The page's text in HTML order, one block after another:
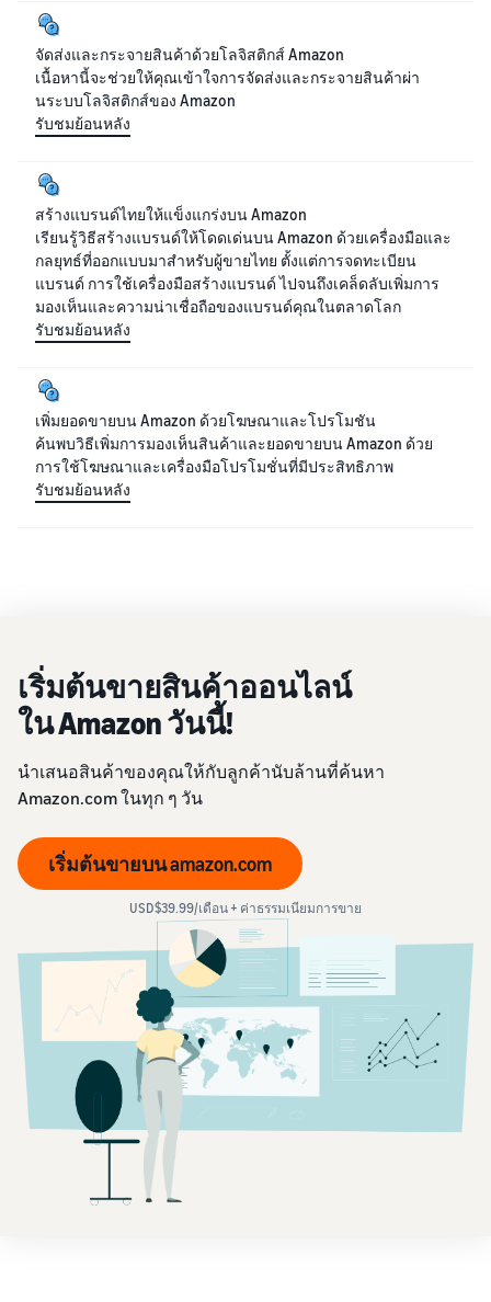
จัดส่งและกระจายสินค้าด้วยโลจิสติกส์ Amazon
เนื้อหานี้จะช่วยให้คุณเข้าใจการจัดส่งและกระจายสินค้าผ่า
นระบบโลจิสติกส์ของ Amazon
รับชมย้อนหลัง
สร้างแบรนด์ไทยให้แข็งแกร่งบน Amazon
เรียนรู้วิธีสร้างแบรนด์ให้โดดเด่นบน Amazon ด้วยเครื่องมือและ
กลยุทธ์ที่ออกแบบมาสำหรับผู้ขายไทย ตั้งแต่การจดทะเบียน
แบรนด์ การใช้เครื่องมือสร้างแบรนด์ ไปจนถึงเคล็ดลับเพิ่มการ
มองเห็นและความน่าเชื่อถือของแบรนด์คุณในตลาดโลก
รับชมย้อนหลัง
เพิ่มยอดขายบน Amazon ด้วยโฆษณาและโปรโมชัน
ค้นพบวิธีเพิ่มการมองเห็นสินค้าและยอดขายบน Amazon ด้วย
การใช้โฆษณาและเครื่องมือโปรโมชั่นที่มีประสิทธิภาพ
รับชมย้อนหลัง
เริ่มต้นขายสินค้าออนไลน์
ใน Amazon วันนี้!
นำเสนอสินค้าของคุณให้กับลูกค้านับล้านที่ค้นหา
Amazon.com ในทุก ๆ วัน
เริ่มต้นขายบน amazon.com
USD$39.99/เดือน + ค่าธรรมเนียมการขาย